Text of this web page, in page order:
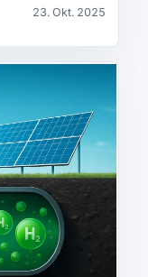
23. Okt. 2025